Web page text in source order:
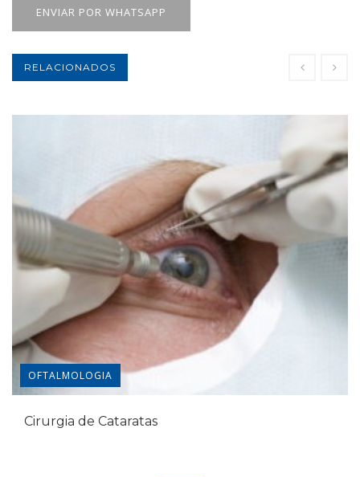
ENVIAR POR WHATSAPP
RELACIONADOS
OFTALMOLOGIA
Cirurgia de Cataratas